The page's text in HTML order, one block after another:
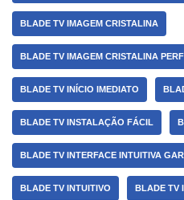
BLADE TV IMAGEM CRISTALINA
BLADE TV IMAGEM CRISTALINA
BLADE TV INÍCIO IMEDIATO
BLADE TV INSTALAÇÃO FÁCIL
BLADE TV INTERFACE INTUITIVA
BLADE TV INTUITIVO BLADE TV